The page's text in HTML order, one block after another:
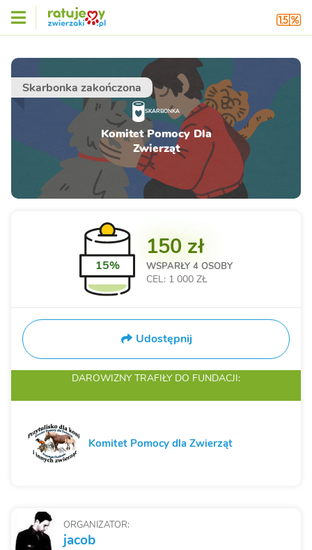
Skarbonka zakończona
SKARBONKA
Komitet Pomocy Dla
Zwierząt
ORGANIZATOR:
jacob
15%
150 zł
WSPARŁY 4 OSOBY
CEL: 1 000 ZŁ
Udostępnij
DAROWIZNY TRAFIŁY DO FUNDACJI:
Komitet Pomocy dla Zwierząt